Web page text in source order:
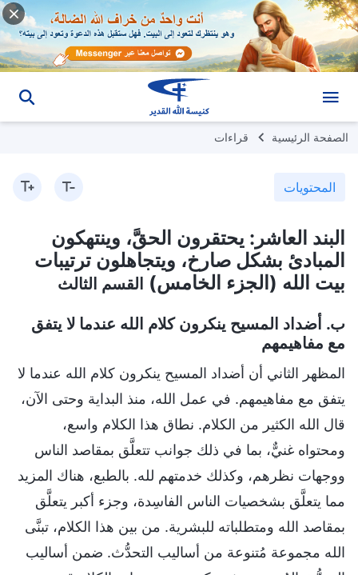
الصفحة الرئيسية قراءات
المحتويات
البند العاشر: يحتقرون الحقَّ، وينتهكون
المبادئ بشكل صارخ، ويتجاهلون ترتيبات
بيت الله (الجزء الخامس) القسم الثالث
ب. أضداد المسيح ينكرون كلام الله عندما لا يتفق
مع مفاهيمهم
المظهر الثاني أن أضداد المسيح ينكرون كلام الله عندما لا
يتفق مع مفاهيمهم. في عمل الله، منذ البداية وحتى الآن،
قال الله الكثير من الكلام. نطاق هذا الكلام واسع،
ومحتواه غنيٌّ، بما في ذلك جوانب تتعلَّق بمقاصد الناس
ووجهات نظرهم، وكذلك خدمتهم لله. بالطبع، هناك المزيد
مما يتعلَّق بشخصيات الناس الفاسِدة، وجزء أكبر يتعلَّق
بمقاصد الله ومتطلباته للبشرية. من بين هذا الكلام، تبنَّى
الله مجموعة مُتنوعة من أساليب التحدُّث. ضمن أساليب